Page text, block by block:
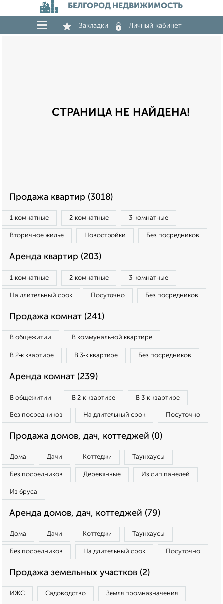
БЕЛГОРОД НЕДВИЖИМОСТЬ
Закладки Личный кабинет
СТРАНИЦА НЕ НАЙДЕНА!
Продажа квартир (3018)
1‑комнатные 2‑комнатные 3‑комнатные
Вторичное жилье Новостройки Без посредников
Аренда квартир (203)
1‑комнатные 2‑комнатные 3‑комнатные
На длительный срок Посуточно Без посредников
Продажа комнат (241)
В общежитии В коммунальной квартире
В 2‑к квартире В 3‑к квартире Без посредников
Аренда комнат (239)
В общежитии В 2‑к квартире В 3‑к квартире
Без посредников На длительный срок Посуточно
Продажа домов, дач, коттеджей (0)
Дома Дачи Коттеджи Таунхаусы
Без посредников Деревянные Из сип панелей
Из бруса
Аренда домов, дач, коттеджей (79)
Дома Дачи Коттеджи Таунхаусы
Без посредников На длительный срок Посуточно
Продажа земельных участков (2)
ИЖС Садоводство Земля промназначения